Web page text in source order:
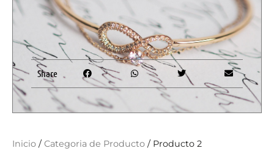
Inicio /Categoria de Producto / Producto 2
Share